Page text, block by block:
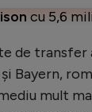
cu 5,6
de transfer
Bayern,
mult